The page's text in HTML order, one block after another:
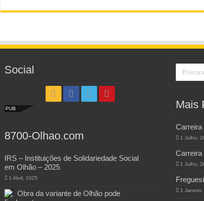
Social
PUB
8700-Olhao.com
IRS – Instituições de Solidariedade Social
em Olhão – 2025
1 Abril, 2025
Obra da variante de Olhão pode
Mais
Carreira
1 Julho,
Carreira
1 Julho,
1